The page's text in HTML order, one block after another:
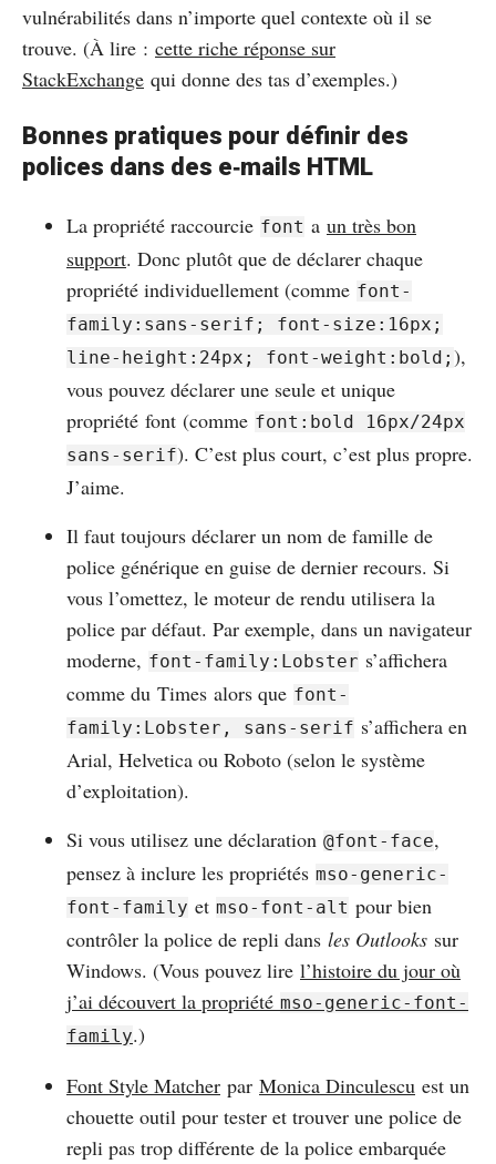
vulnérabilités dans n’importe quel contexte où il se
trouve. (À lire : cette riche réponse sur
StackExchange qui donne des tas d’exemples.)
Bonnes pratiques pour définir des
polices dans des e‑mails HTML
La propriété raccourcie font a un très bon
support. Donc plutôt que de déclarer chaque
propriété individuellement (comme font-
family:sans-serif; font-size:16px;
line-height:24px; font-weight:bold; ),
vous pouvez déclarer une seule et unique
propriété font (comme font:bold 16px/24px
sans-serif). C’est plus court, c’est plus propre.
J’aime.
Il faut toujours déclarer un nom de famille de
police générique en guise de dernier recours. Si
vous l’omettez, le moteur de rendu utilisera la
police par défaut. Par exemple, dans un navigateur
moderne, font-family:Lobster s’affichera
comme du Times alors que font-
family:Lobster, sans-serif s’affichera en
Arial, Helvetica ou Roboto (selon le système
d’exploitation).
Si vous utilisez une déclaration @font-face,
pensez à inclure les propriétés mso-generic-
font-family et mso-font-alt pour bien
contrôler la police de repli dans les Outlooks sur
Windows. (Vous pouvez lire l’histoire du jour où
j’ai découvert la propriété mso-generic-font-
family.)
Font Style Matcher par Monica Dinculescu est un
chouette outil pour tester et trouver une police de
repli pas trop différente de la police embarquée